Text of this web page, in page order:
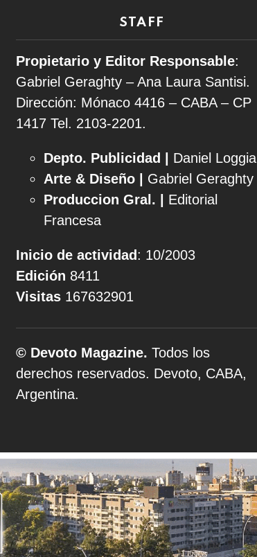
STAFF
Propietario y Editor Responsable:
Gabriel Geraghty – Ana Laura Santisi.
Dirección: Mónaco 4416 – CABA – CP
1417 Tel. 2103-2201.
Depto. Publicidad |
Daniel Loggia
Arte & Diseño | Gabriel Geraghty
Produccion Gral. |
Editorial
Francesa
Inicio de actividad : 10/2003
Edición 8411
Visitas 167632901
© Devoto Magazine. Todos los
derechos reservados. Devoto, CABA,
Argentina.